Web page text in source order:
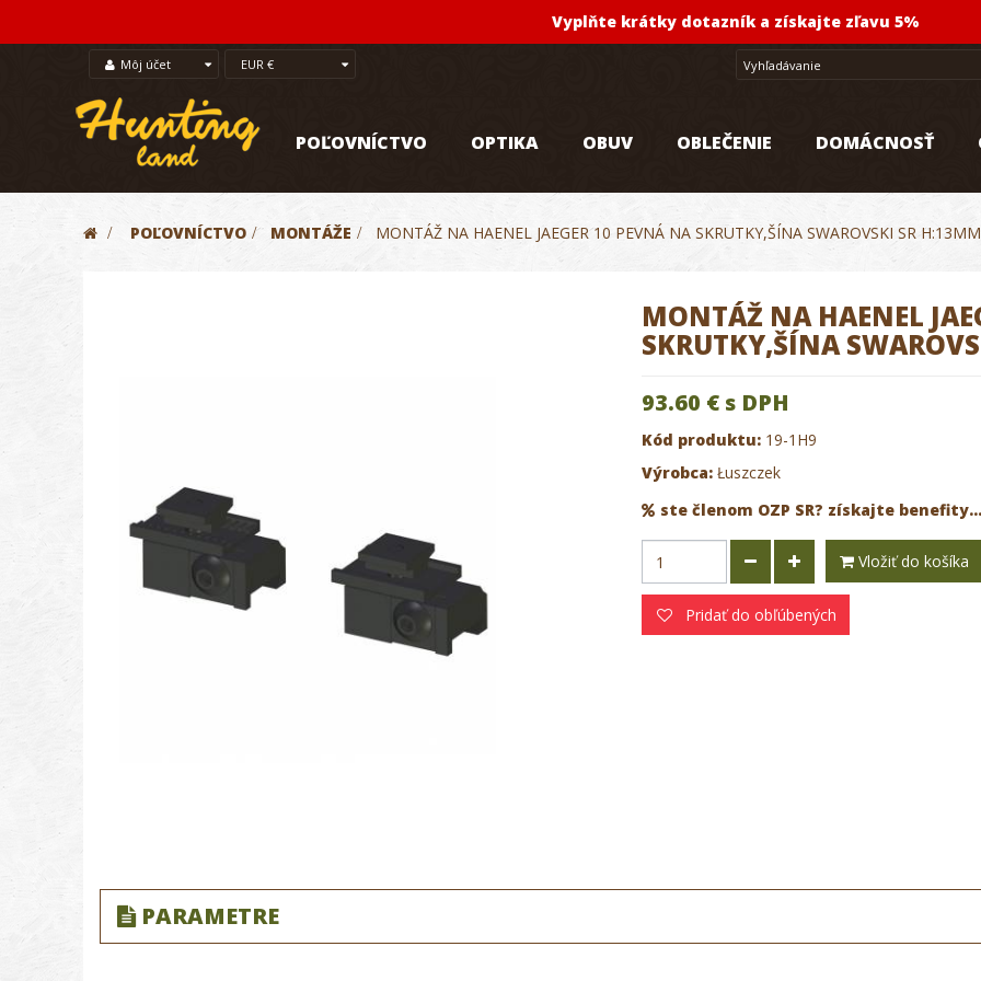
Vyplňte krátky dotazník a získajte zľavu 5%
Môj účet EUR €
POĽOVNÍCTVO OPTIKA OBUV OBLEČENIE DOMÁCNOSŤ
> POĽOVNÍCTVO > MONTÁŽE > MONTÁŽ NA HAENEL JAEGER 10 PEVNÁ NA SKRUTKY,ŠÍNA SWAROVSKI SR H:13MM
MONTÁŽ NA HAENEL
SKRUTKY,ŠÍNA
93.60 €s DPH
Kód produktu: 19-1H9
Výrobca: Łuszczek
ste členom OZP SR? získajte benefity...
Vložiť do košíka
Pridať do obľúbených
PARAMETRE